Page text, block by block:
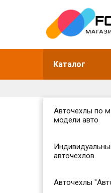
Каталог
Авточехлы по
модели авто
авточехлов
Авточехлы